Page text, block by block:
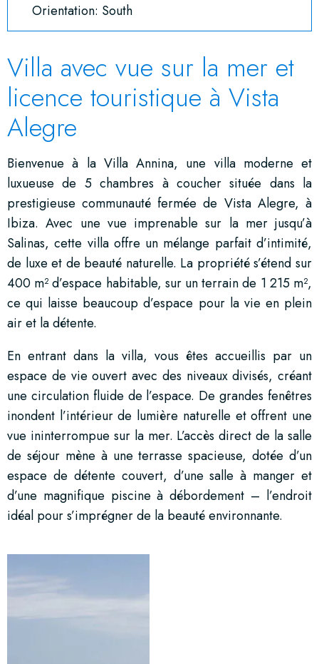
Orientation: South
Villa avec vue sur la mer et
licence touristique à Vista
Alegre
Bienvenue à la Villa Annina, une villa moderne et
luxueuse de 5 chambres à coucher située dans la
prestigieuse communauté fermée de Vista Alegre, à
Ibiza. Avec une vue imprenable sur la mer jusqu’à
Salinas, cette villa offre un mélange parfait d’intimité,
de luxe et de beauté naturelle. La propriété s’étend sur
400 m² d’espace habitable, sur un terrain de 1 215 m²,
ce qui laisse beaucoup d’espace pour la vie en plein
air et la détente.
En entrant dans la villa, vous êtes accueillis par un
espace de vie ouvert avec des niveaux divisés, créant
une circulation fluide de l’espace. De grandes fenêtres
inondent l’intérieur de lumière naturelle et offrent une
vue ininterrompue sur la mer. L’accès direct de la salle
de séjour mène à une terrasse spacieuse, dotée d’un
espace de détente couvert, d’une salle à manger et
d’une magnifique piscine à débordement – l’endroit
idéal pour s’imprégner de la beauté environnante.